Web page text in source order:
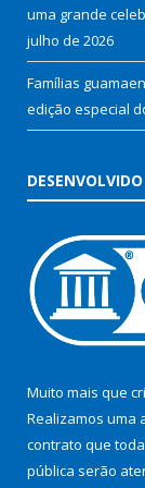
uma grande
julho de 2026
Famílias
edição especial
Muito mais que
Realizamos uma
contrato que
pública serão